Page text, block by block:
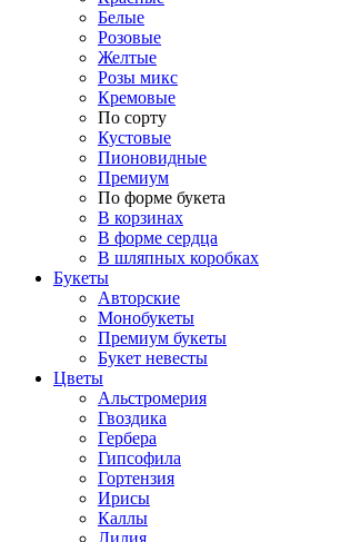
Белые
Розовые
Желтые
Розы микс
Кремовые
По сорту
Кустовые
Пионовидные
Премиум
По форме букета
В корзинах
В форме сердца
В шляпных коробках
Букеты
Авторские
Монобукеты
Премиум букеты
Букет невесты
Цветы
Альстромерия
Гвоздика
Гербера
Гипсофила
Гортензия
Ирисы
Каллы
Лилия